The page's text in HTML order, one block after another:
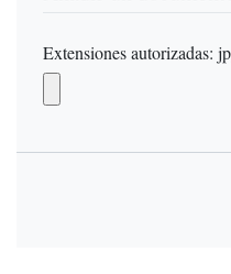
Extensiones autorizadas: